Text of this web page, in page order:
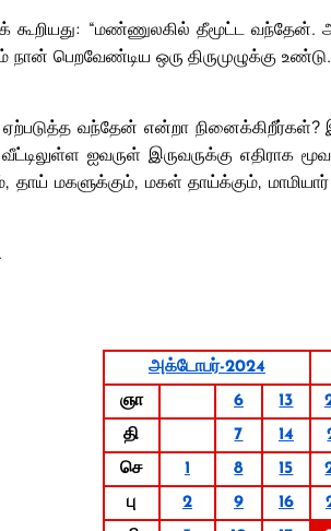
கூறியது: “மண்ணுலகில் தீமூட்ட வந்தேன்.
பெறவேண்டிய ஒரு திருமுழுக்கு
வந்தேன் என்றா
ஐவருள் இருவருக்கு எதிராக
மகளுக்கும், மகள் தாய்க்கும், மாமியார்
அக்டோபர்-2024
ஞா
6 13
தி
7 14
செ
1 8 15
பு
2 9 16